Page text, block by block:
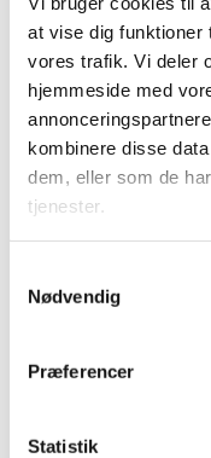
at vise dig funktioner
vores trafik. Vi deler
hjemmeside med
kombinere disse
dem, eller som de
tjenester.
Nødvendig
Præferencer
Statistik